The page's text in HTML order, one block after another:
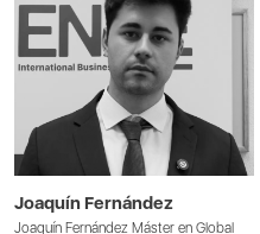
Joaquín Fernández
Joaquín Fernández Máster en Global